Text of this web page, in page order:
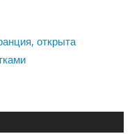
открыта